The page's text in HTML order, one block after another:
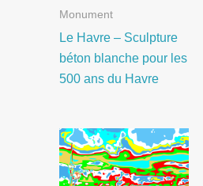
Monument
Le Havre – Sculpture
béton blanche pour les
500 ans du Havre